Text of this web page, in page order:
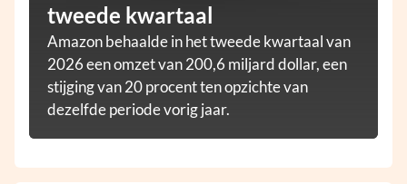
tweede kwartaal
Amazon behaalde in het tweede kwartaal van
2026 een omzet van 200,6 miljard dollar, een
stijging van 20 procent ten opzichte van
dezelfde periode vorig jaar.